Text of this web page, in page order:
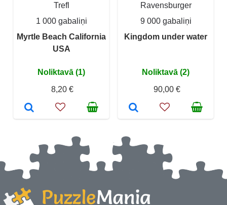
Trefl
1 000 gabaliņi
Myrtle Beach California
USA
Noliktavā (1)
8,20 €
Ravensburger
9 000 gabaliņi
Kingdom under water
Noliktavā (2)
90,00 €